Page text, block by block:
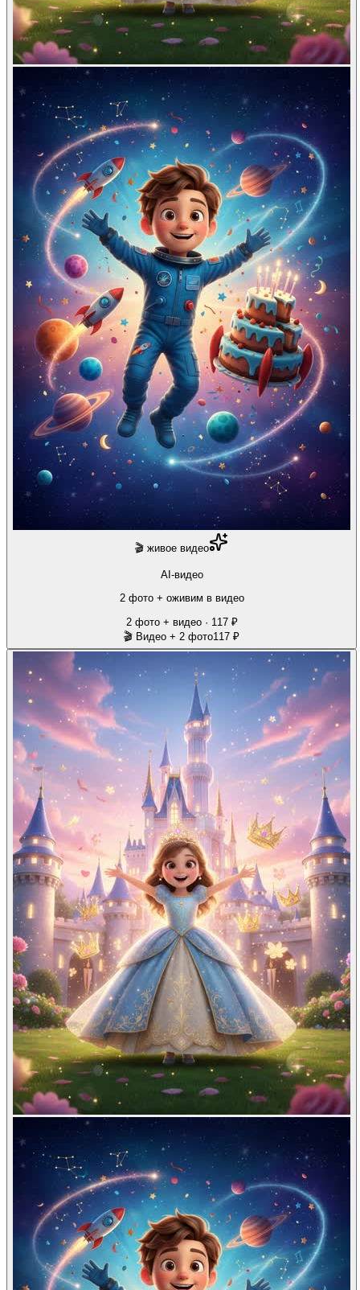
🎬 живое видео
AI-видео
2 фото + оживим в видео
2 фото + видео · 117 ₽
🎬 Видео + 2 фото117 ₽